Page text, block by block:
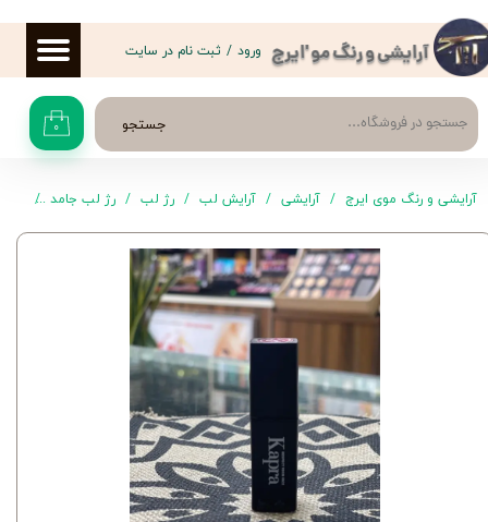
آرایشی و رنگ مو 'ایرج
جستجو ۰
ورود / ثبت نام در سایت
حساب کاربری من
تغییر گذر واژه
سفارشات
خروج از حساب کاربری
آرایشی و رنگ موی ایرج آرایشی آرایش لب رژ لب رژ لب جامد